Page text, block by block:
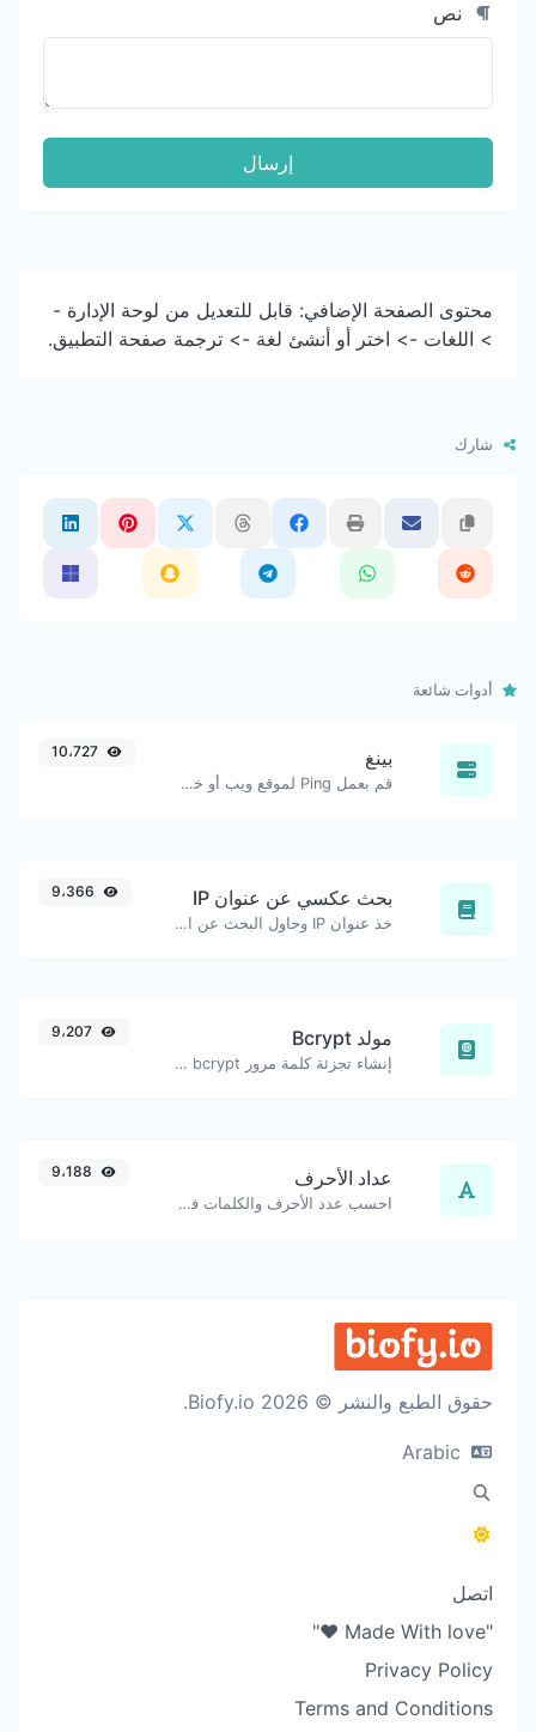
نص
إرسال
محتوى الصفحة الإضافي: قابل للتعديل من لوحة الإدارة -
> اللغات -> اختر أو أنشئ لغة -> ترجمة صفحة التطبيق.
شارك
أدوات شائعة
بينغ
قم بعمل Ping لموقع ويب أو خادم أو منفذ.
بحث عكسي عن عنوان IP
خذ عنوان IP وحاول البحث عن النطاق/المضيف المرتبط به.
مولد Bcrypt
إنشاء تجزئة كلمة مرور bcrypt لأي سلسلة إدخال.
عداد الأحرف
احسب عدد الأحرف والكلمات في نص معين.
حقوق الطبع والنشر © 2026 Biofy.io.
اتصل
"Made With love ❤️"
Privacy Policy
Terms and Conditions